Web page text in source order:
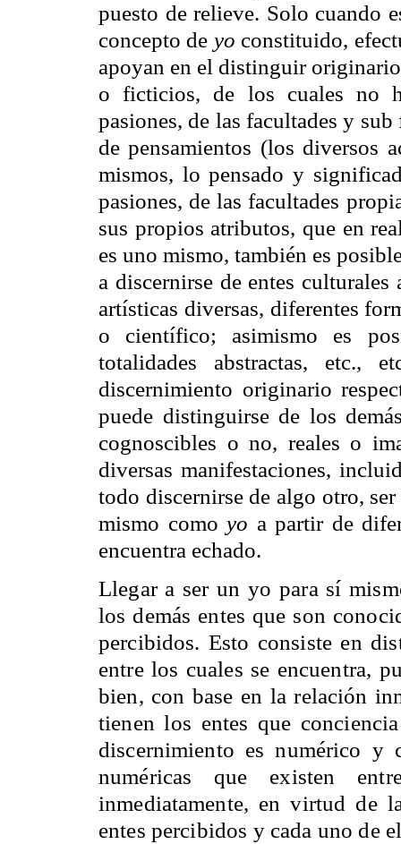
puesto de relieve. Solo cuando
concepto de yo constituido,
apoyan en el distinguir
o ficticios, de los cuales no
pasiones, de las facultades y
de pensamientos (los diversos
mismos, lo pensado y
pasiones, de las facultades
sus propios atributos, que en
es uno mismo, también es
a discernirse de entes
artísticas diversas, diferentes
o científico; asimismo es
totalidades abstractas,
discernimiento originario
puede distinguirse de los
cognoscibles o no, reales o
diversas manifestaciones,
todo discernirse de algo otro,
mismo comoyo a partir de
encuentra echado.
Llegar a ser un yo para sí
los demás entes que son
percibidos. Esto consiste en
entre los cuales se encuentra,
bien, con base en la relación
tienen los entes que
discernimiento es numérico y
numéricas que existen
inmediatamente, en virtud de
entes percibidos y cada uno de